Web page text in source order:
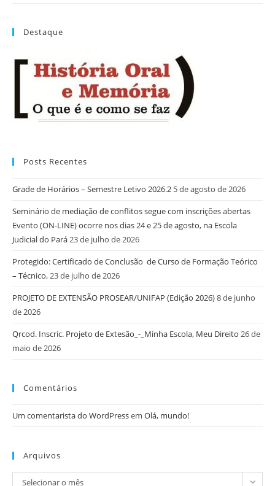
Destaque
Posts Recentes
Grade de Horários – Semestre Letivo 2026.2 5 de agosto de 2026
Seminário de mediação de conflitos segue com inscrições abertas
Evento (ON-LINE) ocorre nos dias 24 e 25 de agosto, na Escola
Judicial do Pará23 de julho de 2026
Protegido: Certificado de Conclusão de Curso de Formação Teórico
– Técnico,23 de julho de 2026
PROJETO DE EXTENSÃO PROSEAR/UNIFAP (Edição 2026)8 de junho
de 2026
Qrcod. Inscric. Projeto de Extesão_-_Minha Escola, Meu Direito 26 de
maio de 2026
Comentários
Um comentarista do WordPressem Olá, mundo!
Arquivos
Selecionar o mês